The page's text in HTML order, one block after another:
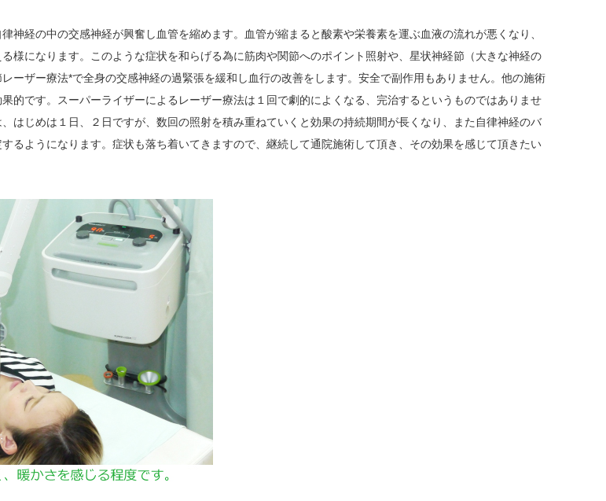
神経の中の交感神経が興奮し血管を縮めます。血管が縮まると酸素や栄養素を運ぶ血液の流れが悪くなり、
様になります。このような症状を和らげる為に筋肉や関節へのポイント照射や、星状神経節（大きな神経の
ーザー療法*で全身の交感神経の過緊張を緩和し血行の改善をします。安全で副作用もありません。他の施術
的です。スーパーライザーによるレーザー療法は１回で劇的によくなる、完治するというものではありませ
はじめは１日、２日ですが、数回の照射を積み重ねていくと効果の持続期間が長くなり、また自律神経のバ
るようになります。症状も落ち着いてきますので、継続して通院施術して頂き、その効果を感じて頂きたい